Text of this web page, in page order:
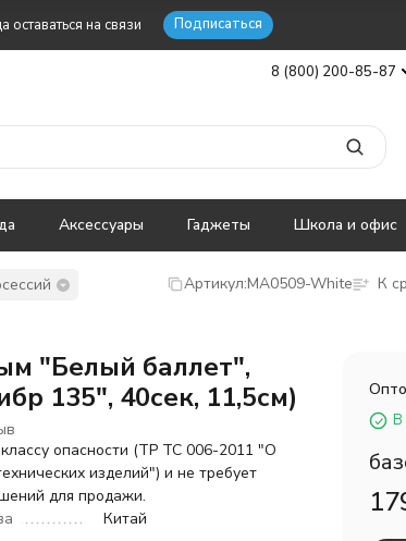
на связи Подписаться
8 (800) 200-85-87
Аксессуары Гаджеты Школа и офис
Артикул:MA0509-White К
"Белый баллет",
135", 40сек, 11,5см)
опасности (ТР ТС 006-2011 "О
изделий") и не требует
для продажи.
Китай
В